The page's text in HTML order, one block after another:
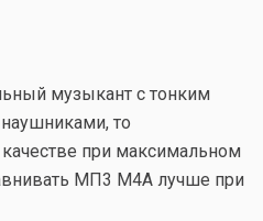
музыкант с тонким
то
при максимальном
МП3 М4А лучше при